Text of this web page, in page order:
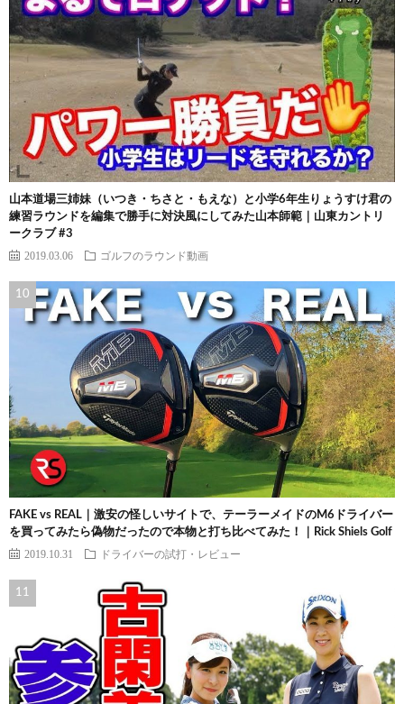
山本道場三姉妹（いつき・ちさと・もえな）と小学6年生りょうすけ君の
練習ラウンドを編集で勝手に対決風にしてみた山本師範｜山東カントリ
ークラブ #3
2019.03.06 ゴルフのラウンド動画
FAKE vs REAL｜激安の怪しいサイトで、テーラーメイドのM6ドライバー
を買ってみたら偽物だったので本物と打ち比べてみた！｜Rick Shiels Golf
2019.10.31 ドライバーの試打・レビュー